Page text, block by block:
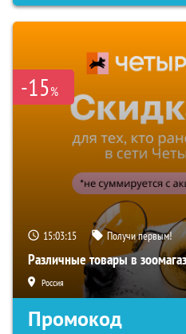
-15%
15:03:14 Получи первым!
Различные товары в
Россия
Промокод